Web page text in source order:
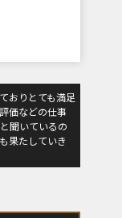
おりとても満足
価などの仕事
聞いているの
果たしていき